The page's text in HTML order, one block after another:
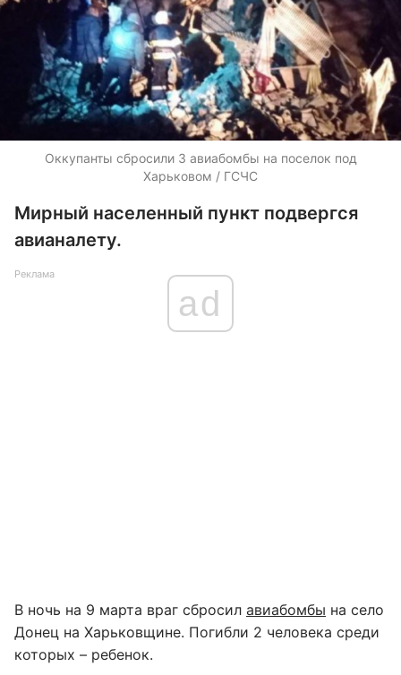
Оккупанты сбросили 3 авиабомбы на поселок под
Харьковом / ГСЧС
Мирный населенный пункт подвергся
авианалету.
Реклама
ad
В ночь на 9 марта враг сбросил авиабомбы на село
Донец на Харьковщине. Погибли 2 человека среди
которых – ребенок.